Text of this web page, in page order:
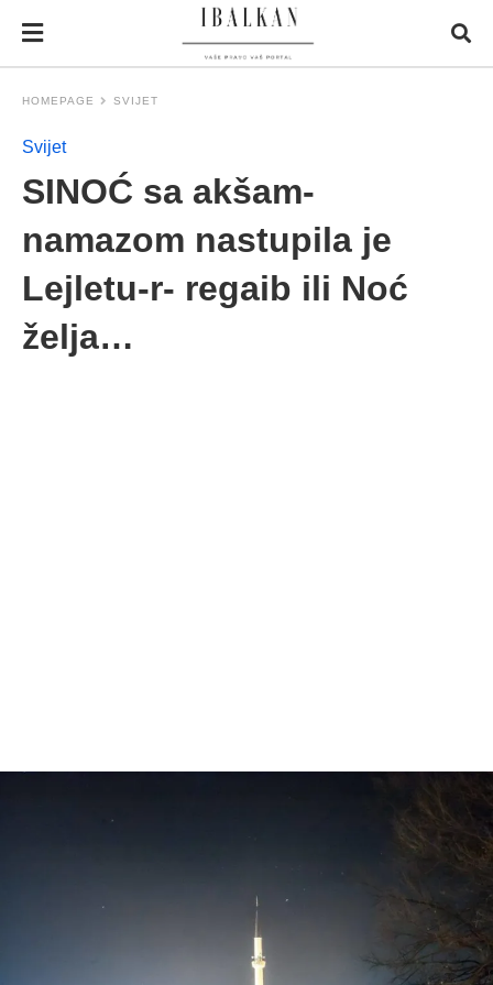
HOMEPAGE SVIJET
Svijet
SINOĆ sa akšam-
namazom nastupila je
Lejletu-r- regaib ili Noć
želja…